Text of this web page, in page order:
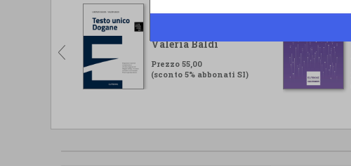
Valeria Baldi
Prezzo 55,00
(sconto 5% abbonati SI)